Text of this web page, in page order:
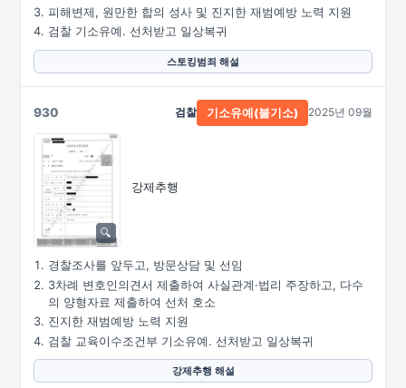
피해변제, 원만한 합의 성사 및 진지한 재범예방 노력 지원
검찰 기소유예. 선처받고 일상복귀
스토킹범죄 해설
930
강제추행
검찰 기소유예(불기소) 2025년 09월
경찰조사를 앞두고, 방문상담 및 선임
3차례 변호인의견서 제출하여 사실관계·법리 주장하고, 다수
의 양형자료 제출하여 선처 호소
진지한 재범예방 노력 지원
검찰 교육이수조건부 기소유예. 선처받고 일상복귀
강제추행 해설